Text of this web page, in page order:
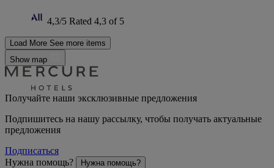
4,3/5 Rated 4,3 of 5
Load More See more items
Show map
Получайте наши эксклюзивные предложения
Подпишитесь на нашу рассылку, чтобы получать актуальные
предложения
Подписаться
Нужна помощь?
Нужна помощь?